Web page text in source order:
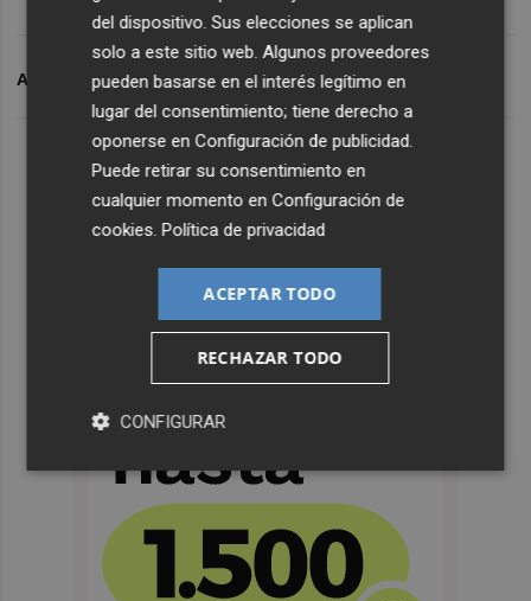
ARCHIVADO EN TAC PARTIDO POPULAR
del dispositivo. Sus elecciones se aplican
solo a este sitio web. Algunos proveedores
pueden basarse en el interés legítimo en
lugar del consentimiento; tiene derecho a
oponerse enConfiguración de publicidad
Puede retirar su consentimiento en
cualquier momento enConfiguración de
cookies .Política de privacidad
ACEPTAR TODO
RECHAZAR TODO
CONFIGURAR